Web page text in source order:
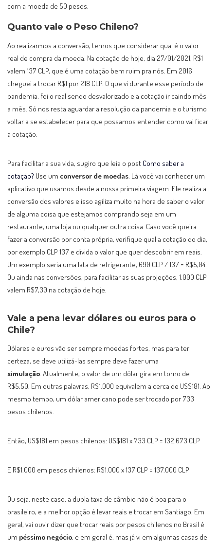
com a moeda de 50 pesos.
Quanto vale o Peso Chileno?
Ao realizarmos a conversão, temos que considerar qual é o valor
real de compra da moeda. Na cotação de hoje, dia 27/01/2021, R$1
valem 137 CLP, que é uma cotação bem ruim pra nós. Em 2016
cheguei a trocar R$1 por 218 CLP. O que vi durante esse período de
pandemia, foi o real sendo desvalorizado e a cotação ir caindo mês
a mês. Só nos resta aguardar a resolução da pandemia e o turismo
voltar a se estabelecer para que possamos entender como vai ficar
a cotação.
Para facilitar a sua vida, sugiro que leia o post Como saber a
cotação? Use um conversor de moedas . Lá você vai conhecer um
aplicativo que usamos desde a nossa primeira viagem. Ele realiza a
conversão dos valores e isso agiliza muito na hora de saber o valor
de alguma coisa que estejamos comprando seja em um
restaurante, uma loja ou qualquer outra coisa. Caso você queira
fazer a conversão por conta própria, verifique qual a cotação do dia,
por exemplo CLP 137 e divida o valor que quer descobrir em reais.
Um exemplo seria uma lata de refrigerante, 690 CLP / 137 = R$5,04.
Ou ainda nas conversões, para facilitar as suas projeções, 1.000 CLP
valem R$7,30 na cotação de hoje.
Vale a pena levar dólares ou euros para o
Chile?
Dólares e euros vão ser sempre moedas fortes, mas para ter
certeza, se deve utilizá-las sempre deve fazer uma
simulação. Atualmente, o valor de um dólar gira em torno de
R$5,50. Em outras palavras, R$1.000 equivalem a cerca de US$181. Ao
mesmo tempo, um dólar americano pode ser trocado por 733
pesos chilenos.
Então, US$181 em pesos chilenos: US$181 x 733 CLP = 132.673 CLP
E R$1.000 em pesos chilenos: R$1.000 x 137 CLP = 137.000 CLP
Ou seja, neste caso, a dupla taxa de câmbio não é boa para o
brasileiro, e a melhor opção é levar reais e trocar em Santiago. Em
geral, vai ouvir dizer que trocar reais por pesos chilenos no Brasil é
um péssimo negócio, e em geral é, mas já vi em algumas casas de